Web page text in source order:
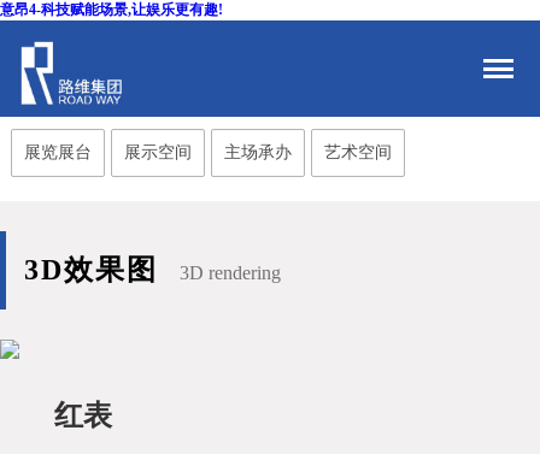
意昂4-科技赋能场景,让娱乐更有趣!
展览展台 展示空间 主场承办 艺术空间
3D效果图 3D rendering
红表